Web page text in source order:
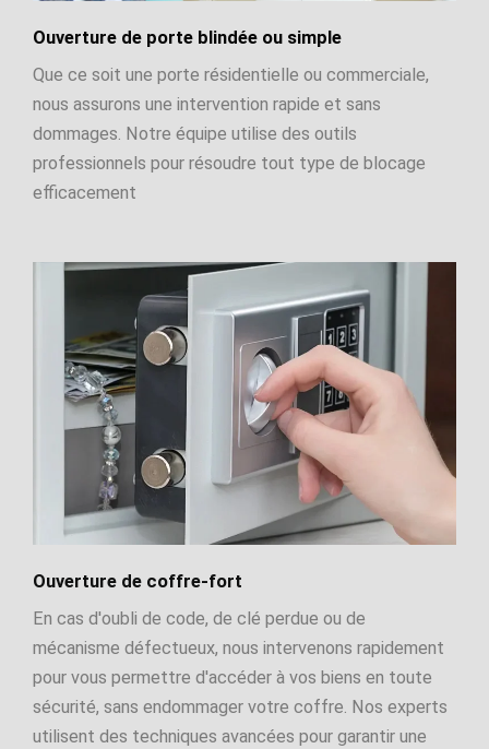
Ouverture de porte blindée ou simple
Que ce soit une porte résidentielle ou commerciale,
nous assurons une intervention rapide et sans
dommages. Notre équipe utilise des outils
professionnels pour résoudre tout type de blocage
efficacement
Ouverture de coffre-fort
En cas d'oubli de code, de clé perdue ou de
mécanisme défectueux, nous intervenons rapidement
pour vous permettre d'accéder à vos biens en toute
sécurité, sans endommager votre coffre. Nos experts
utilisent des techniques avancées pour garantir une